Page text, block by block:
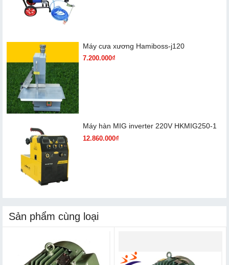
Máy cưa xương Hamiboss-j120
7.200.000₫
Máy hàn MIG inverter 220V HKMIG250-1
12.860.000₫
Sản phẩm cùng loại